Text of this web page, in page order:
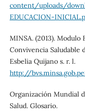
content/uploads/
EDUCACION-
MINSA. (2013).
Convivencia Saludable
Esbelia Quijano s. r. l.
http://
Organización Mundial
Salud. Glosario.